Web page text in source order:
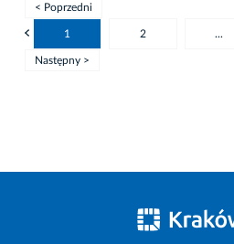
< Poprzedni
1 2 ...
Następny >